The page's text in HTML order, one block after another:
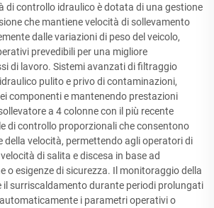
di controllo idraulico è dotata di una gestione
che mantiene velocità di sollevamento
dalle variazioni di peso del veicolo,
prevedibili per una migliore
di lavoro. Sistemi avanzati di filtraggio
pulito e privo di contaminazioni,
componenti e mantenendo prestazioni
a 4 colonne con il più recente
di controllo proporzionali che consentono
della velocità, permettendo agli operatori di
di salita e discesa in base ad
o esigenze di sicurezza. Il monitoraggio della
il surriscaldamento durante periodi prolungati
i parametri operativi o